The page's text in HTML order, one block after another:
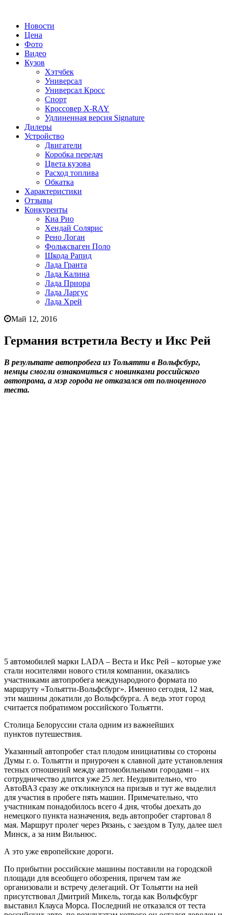
Новости
Цена
Фото
Видео
Кузов
Хэтчбек
Универсал
Универсал Кросс
Спорт
Кроссовер X-RAY
Удлиненная версия Signature
Дилеры
Устройство
Двигатели
Коробка передач
Цвета кузова
Расход топлива
Обкатка
Характеристики
Отзывы
Конкуренты
Киа Рио
Хендай Солярис
Рено Логан
Фольксваген Поло
Шкода Рапид
Лада Гранта
Лада Калина
Лада Приора
Лада Ларгус
Лада Хрей
Май 12, 2016
Германия встретила Весту и Икс Рей
В результате автопробега из Тольятти в Вольфсбург,
немцы смогли ознакомиться с новинками российского
автопрома, а мэр города не отказался от полноценного
теста.
5 автомобилей марки LADA – Веста и Икс Рей – которые уже
стали носителями нового стиля компании, оказались
участниками автопробега международного формата по
маршруту «Тольятти-Вольфсбург». Именно сегодня, 12 мая,
эти машины докатили до Вольфсбурга. А ведь этот город
считается побратимом российского Тольятти.
Столица Белоруссии стала одним из важнейших
пунктов путешествия.
Указанный автопробег стал плодом инициативы со стороны
Думы г. о. Тольятти и приурочен к славной дате установления
тесных отношений между автомобильными городами – их
сотрудничество длится уже 25 лет. Неудивительно, что
АвтоВАЗ сразу же откликнулся на призыв и тут же выделил
для участия в пробеге пять машин. Примечательно, что
участникам понадобилось всего 4 дня, чтобы доехать до
немецкого пункта назначения, ведь автопробег стартовал 8
мая. Маршрут пролег через Рязань, с заездом в Тулу, далее шел
Минск, а за ним Вильнюс.
А это уже европейские дороги.
По прибытии российские машины поставили на городской
площади для всеобщего обозрения, причем там же
организовали и встречу делегаций. От Тольятти на ней
присутствовал Дмитрий Микель, тогда как Вольфсбург
выставил Клауса Морса. Последний не отказался от теста